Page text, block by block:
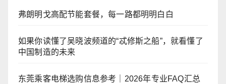
弗朗明戈高配节能套餐，每一路都明明白白
如果你读懂了吴晓波频道的“忒修斯之船”，就看懂了
中国制造的未来
东莞乘客电梯选购信息参考｜2026年专业FAQ汇总